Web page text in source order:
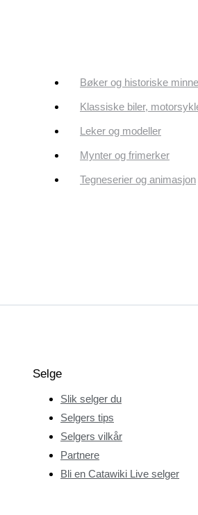
Bøker og historiske
Klassiske biler,
Leker og modeller
Mynter og frimerker
Tegneserier og animasjon
Selge
Slik selger du
Selgers tips
Selgers vilkår
Partnere
Bli en Catawiki Live selger